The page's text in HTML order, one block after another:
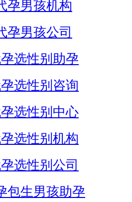
孕男孩机构
孕男孩公司
选性别助孕
选性别咨询
选性别中心
选性别机构
选性别公司
包生男孩助孕